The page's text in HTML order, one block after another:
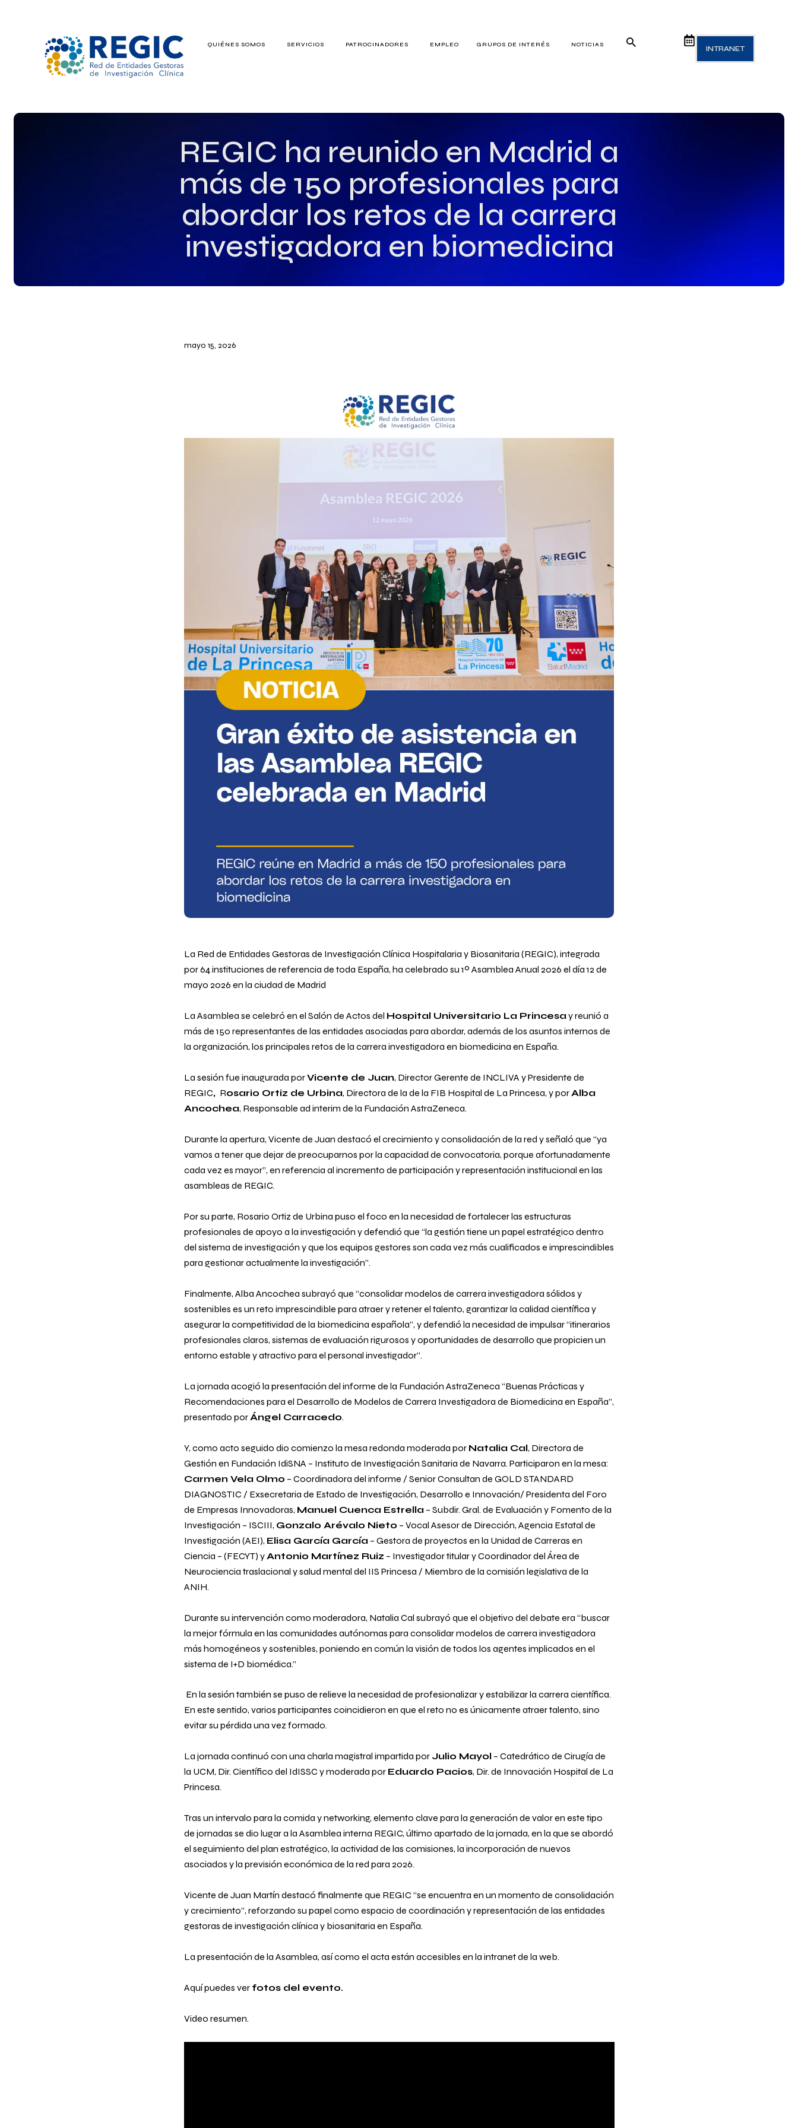
QUIÉNES SOMOS SERVICIOS PATROCINADORES EMPLEO GRUPOS DE INTERÉS NOTICIAS INTRANET
REGIC ha reunido en Madrid a
más de 150 profesionales para
abordar los retos de la carrera
investigadora en biomedicina
QUIÉNES SOMOS
SERVICIOS
GRUPOS DE INTERÉS
NOTICIAS
mayo 15, 2026
La Red de Entidades Gestoras de Investigación Clínica Hospitalaria y Biosanitaria (REGIC), integrada
por 64 instituciones de referencia de toda España, ha celebrado su 1º Asamblea Anual 2026 el día 12 de
mayo 2026 en la ciudad de Madrid
La Asamblea se celebró en el Salón de Actos del Hospital Universitario La Princesay reunió a
más de 150 representantes de las entidades asociadas para abordar, además de los asuntos internos de
la organización, los principales retos de la carrera investigadora en biomedicina en España.
La sesión fue inaugurada porVicente de Juan, Director Gerente de INCLIVA y Presidente de
REGIC, Rosario Ortiz de Urbina, Directora de la de la FIB Hospital de La Princesa, y porAlba
Ancochea, Responsable ad interim de la Fundación AstraZeneca.
Durante la apertura, Vicente de Juan destacó el crecimiento y consolidación de la red y señaló que “ya
vamos a tener que dejar de preocuparnos por la capacidad de convocatoria, porque afortunadamente
cada vez es mayor”, en referencia al incremento de participación y representación institucional en las
asambleas de REGIC.
Por su parte, Rosario Ortiz de Urbina puso el foco en la necesidad de fortalecer las estructuras
profesionales de apoyo a la investigación y defendió que “la gestión tiene un papel estratégico dentro
del sistema de investigación y que los equipos gestores son cada vez más cualificados e imprescindibles
para gestionar actualmente la investigación”.
Finalmente, Alba Ancochea subrayó que “consolidar modelos de carrera investigadora sólidos y
sostenibles es un reto imprescindible para atraer y retener el talento, garantizar la calidad científica y
asegurar la competitividad de la biomedicina española”, y defendió la necesidad de impulsar “itinerarios
profesionales claros, sistemas de evaluación rigurosos y oportunidades de desarrollo que propicien un
entorno estable y atractivo para el personal investigador”.
La jornada acogió la presentación del informe de la Fundación AstraZeneca “Buenas Prácticas y
Recomendaciones para el Desarrollo de Modelos de Carrera Investigadora de Biomedicina en España”,
presentado por Ángel Carracedo.
Y, como acto seguido dio comienzo la mesa redonda moderada por Natalia Cal, Directora de
Gestión en Fundación IdiSNA – Instituto de Investigación Sanitaria de Navarra. Participaron en la mesa:
Carmen Vela Olmo – Coordinadora del informe / Senior Consultan de GOLD STANDARD
DIAGNOSTIC / Exsecretaria de Estado de Investigación, Desarrollo e Innovación/ Presidenta del Foro
de Empresas Innovadoras, Manuel Cuenca Estrella– Subdir. Gral. de Evaluación y Fomento de la
Investigación – ISCIII, Gonzalo Arévalo Nieto – Vocal Asesor de Dirección, Agencia Estatal de
Investigación (AEI), Elisa García García– Gestora de proyectos en la Unidad de Carreras en
Ciencia – (FECYT) y Antonio Martínez Ruiz – Investigador titular y Coordinador del Área de
Neurociencia traslacional y salud mental del IIS Princesa / Miembro de la comisión legislativa de la
ANIH.
Durante su intervención como moderadora, Natalia Cal subrayó que el objetivo del debate era “buscar
la mejor fórmula en las comunidades autónomas para consolidar modelos de carrera investigadora
más homogéneos y sostenibles, poniendo en común la visión de todos los agentes implicados en el
sistema de I+D biomédica.”
En la sesión también se puso de relieve la necesidad de profesionalizar y estabilizar la carrera científica.
En este sentido, varios participantes coincidieron en que el reto no es únicamente atraer talento, sino
evitar su pérdida una vez formado.
La jornada continuó con una charla magistral impartida por Julio Mayol– Catedrático de Cirugía de
la UCM, Dir. Científico del IdISSC y moderada por Eduardo Pacios, Dir. de Innovación Hospital de La
Princesa.
Tras un intervalo para la comida y networking, elemento clave para la generación de valor en este tipo
de jornadas se dio lugar a la Asamblea interna REGIC, último apartado de la jornada, en la que se abordó
el seguimiento del plan estratégico, la actividad de las comisiones, la incorporación de nuevos
asociados y la previsión económica de la red para 2026.
Vicente de Juan Martín destacó finalmente que REGIC “se encuentra en un momento de consolidación
y crecimiento”, reforzando su papel como espacio de coordinación y representación de las entidades
gestoras de investigación clínica y biosanitaria en España.
La presentación de la Asamblea, así como el acta están accesibles en la intranet de la web.
Aquí puedes ver fotos del evento.
Video resumen.